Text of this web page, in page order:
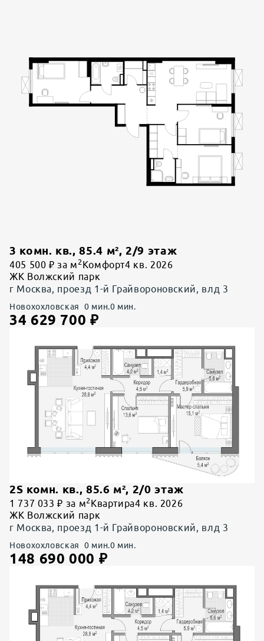
3 комн. кв., 85.4 м²,2/9 этаж
405 500 ₽ за м 2 Комфорт4 кв. 2026
ЖК Волжский парк
г Москва, проезд 1-й Грайвороновский, влд 3
Новохохловская 0 мин.0 мин.
34 629 700 ₽
2S комн. кв., 85.6 м², 2/0 этаж
1 737 033 ₽ за м2 Квартира4 кв. 2026
ЖК Волжский парк
г Москва, проезд 1-й Грайвороновский, влд 3
Новохохловская 0 мин.0 мин.
148 690 000 ₽